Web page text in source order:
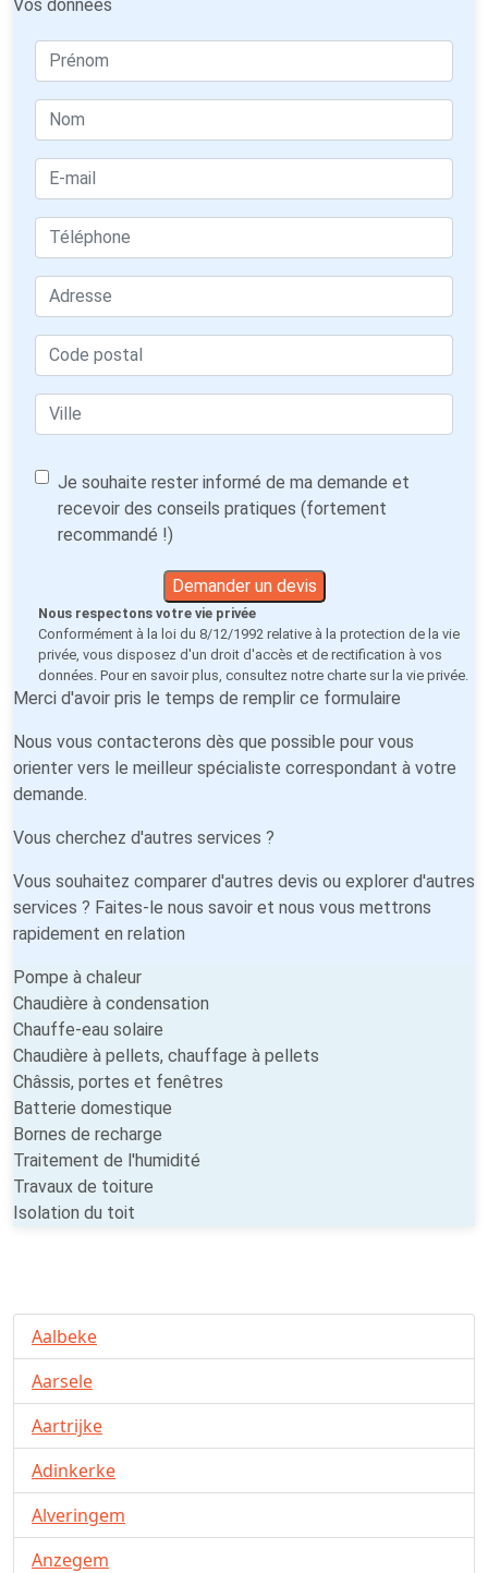
Vos données
Je souhaite rester informé de ma demande et
recevoir des conseils pratiques (fortement
recommandé !)
Demander un devis
Nous respectons votre vie privée
Conformément à la loi du 8/12/1992 relative à la protection de la vie
privée, vous disposez d'un droit d'accès et de rectification à vos
données. Pour en savoir plus, consultez notre charte sur la vie privée
Merci d'avoir pris le temps de remplir ce formulaire
Nous vous contacterons dès que possible pour vous
orienter vers le meilleur spécialiste correspondant à votre
demande.
Vous cherchez d'autres services ?
Vous souhaitez comparer d'autres devis ou explorer d'autres
services ? Faites-le nous savoir et nous vous mettrons
rapidement en relation
Pompe à chaleur
Chaudière à condensation
Chauffe-eau solaire
Chaudière à pellets, chauffage à pellets
Châssis, portes et fenêtres
Batterie domestique
Bornes de recharge
Traitement de l'humidité
Travaux de toiture
Isolation du toit
Aalbeke
Aarsele
Aartrijke
Adinkerke
Alveringem
Anzegem